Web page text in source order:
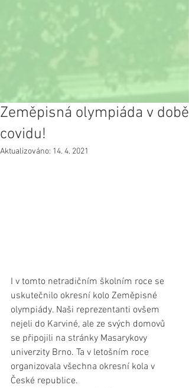
Zeměpisná olympiáda v době
covidu!
Aktualizováno: 14. 4. 2021
I v tomto netradičním školním roce se
uskutečnilo okresní kolo Zeměpisné
olympiády. Naši reprezentanti ovšem
nejeli do Karviné, ale ze svých domovů
se připojili na stránky Masarykovy
univerzity Brno. Ta v letošním roce
organizovala všechna okresní kola v
České republice.